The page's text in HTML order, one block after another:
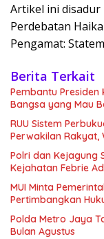
Artikel ini disadur
Perdebatan
Pengamat:
Berita Terkait
Pembantu
Bangsa yang Mau
RUU Sistem
Perwakilan Rakyat,
Polri dan Kejagung
Kejahatan Febrie
MUI Minta
Pertimbangkan
Polda Metro Jaya
Bulan Agustus